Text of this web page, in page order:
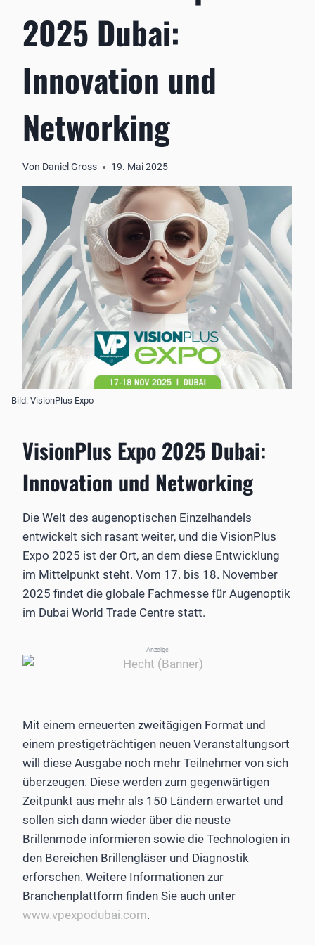
2025 Dubai:
Innovation und
Networking
Von Daniel Gross 19. Mai 2025
Bild: VisionPlus Expo
VisionPlus Expo 2025 Dubai:
Innovation und Networking
Die Welt des augenoptischen Einzelhandels
entwickelt sich rasant weiter, und die VisionPlus
Expo 2025 ist der Ort, an dem diese Entwicklung
im Mittelpunkt steht. Vom 17. bis 18. November
2025 findet die globale Fachmesse für Augenoptik
im Dubai World Trade Centre statt.
Anzeige
Mit einem erneuerten zweitägigen Format und
einem prestigeträchtigen neuen Veranstaltungsort
will diese Ausgabe noch mehr Teilnehmer von sich
überzeugen. Diese werden zum gegenwärtigen
Zeitpunkt aus mehr als 150 Ländern erwartet und
sollen sich dann wieder über die neuste
Brillenmode informieren sowie die Technologien in
den Bereichen Brillengläser und Diagnostik
erforschen. Weitere Informationen zur
Branchenplattform finden Sie auch unter
www.vpexpodubai.com.